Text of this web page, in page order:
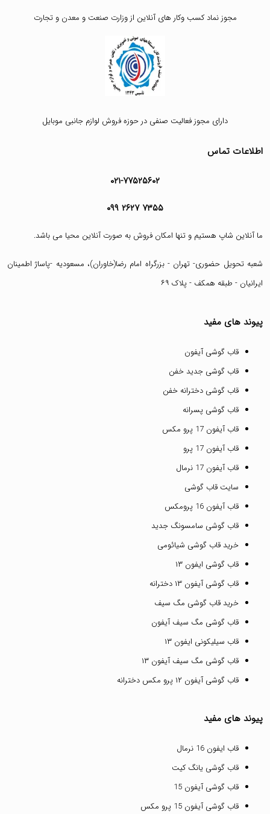
مجوز نماد کسب وکار های آنلاین از وزارت صنعت و معدن و تجارت
دارای مجوز فعالیت صنفی در حوزه فروش لوازم جانبی موبایل
اطلاعات تماس
۰۲۱-۷۷۵۲۵۶۰۲
۰۹۹ ۲۶۲۷ ۷۳۵۵
ما آنلاین شاپ هستیم و تنها امکان فروش به صورت آنلاین محیا می باشد.
شعبه تحویل حضوری- تهران - بزرگراه امام رضا(خاوران)، مسعودیه -پاساژ اطمینان
ایرانیان - طبقه همکف - پلاک ۶۹
پیوند های مفید
قاب گوشی آیفون
قاب گوشی جدید خفن
قاب گوشی دخترانه خفن
قاب گوشی پسرانه
قاب آیفون 17 پرو مکس
قاب آیفون 17 پرو
قاب آیفون 17 نرمال
سایت قاب گوشی
قاب آیفون 16 پرومکس
قاب گوشی سامسونگ جدید
خرید قاب گوشی شیائومی
قاب گوشی ایفون ۱۳
قاب گوشی آیفون ۱۳ دخترانه
خرید قاب گوشی مگ سیف
قاب گوشی مگ سیف آیفون
قاب سیلیکونی ایفون ۱۳
قاب گوشی مگ سیف آیفون ۱۳
قاب گوشی آیفون ۱۲ پرو مکس دخترانه
پیوند های مفید
قاب ایفون 16 نرمال
قاب گوشی یانگ کیت
قاب گوشی آیفون 15
قاب گوشی آیفون 15 پرو مکس